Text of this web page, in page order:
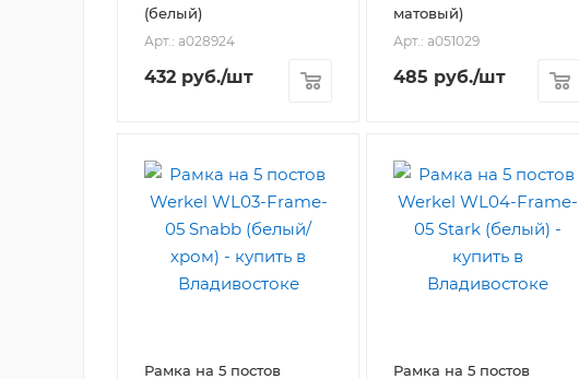
(белый)
Арт.: a028924
432 руб./шт
матовый)
Арт.: a051029
485 руб./шт
Рамка на 5 постов Рамка на 5 постов